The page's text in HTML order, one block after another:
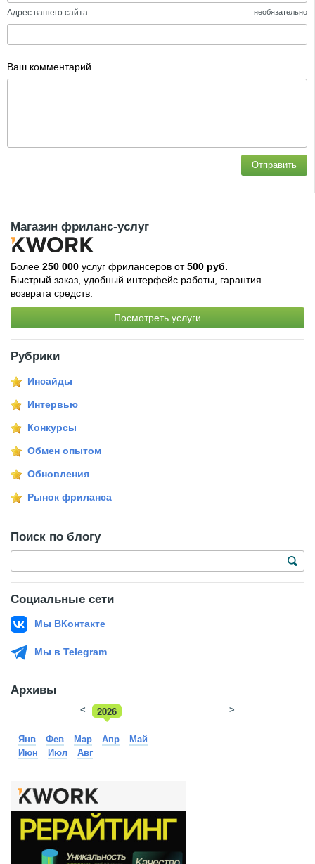
Адрес вашего сайта необязательно
Ваш комментарий
Отправить
Магазин фриланс-услуг
Более 250 000 услуг фрилансеров от500 руб.
Быстрый заказ, удобный интерфейс работы, гарантия
возврата средств.
Посмотреть услуги
Рубрики
Инсайды
Интервью
Конкурсы
Обмен опытом
Обновления
Рынок фриланса
Поиск по блогу
Социальные сети
Мы ВКонтакте
Мы в Telegram
Архивы
2026
2025
< >
Янв Фев Мар Апр
Май
Июн
Июл Авг